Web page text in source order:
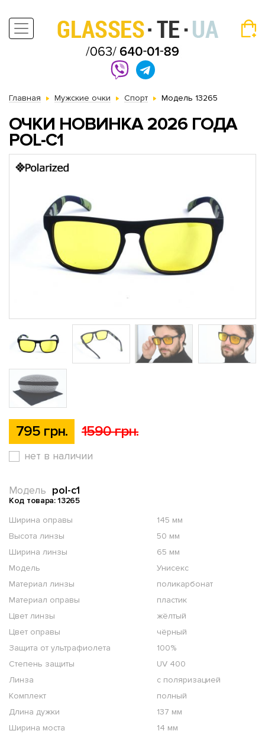
Главная Мужские очки Спорт Модель 13265
ОЧКИ НОВИНКА 2026 ГОДА
POL-C1
795 грн. 1590 грн.
нет в наличии
pol-c1
Модель
Код товара: 13265
Ширина оправы
145 мм
Высота линзы
50 мм
Ширина линзы
65 мм
Модель
Унисекс
Материал линзы
поликарбонат
Материал оправы
пластик
Цвет линзы
жёлтый
Цвет оправы
чёрный
Защита от ультрафиолета
100%
Степень защиты
UV 400
Линза
с поляризацией
Комплект
полный
Длина дужки
137 мм
Ширина моста
14 мм